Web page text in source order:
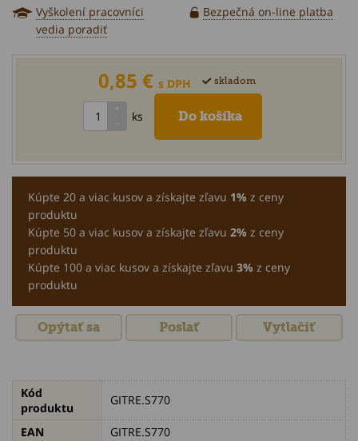
Vyškolení pracovníci
vedia poradiť
Bezpečná on-line platba
0,85 € s DPH skladom
ks
Kúpte 20 a viac kusov a získajte zľavu 1% z ceny
produktu
Kúpte 50 a viac kusov a získajte zľavu 2% z ceny
produktu
Kúpte 100 a viac kusov a získajte zľavu 3% z ceny
produktu
Opýtať sa Poslať Vytlačiť
Kód
produktu
GITRE.S770
EAN
GITRE.S770